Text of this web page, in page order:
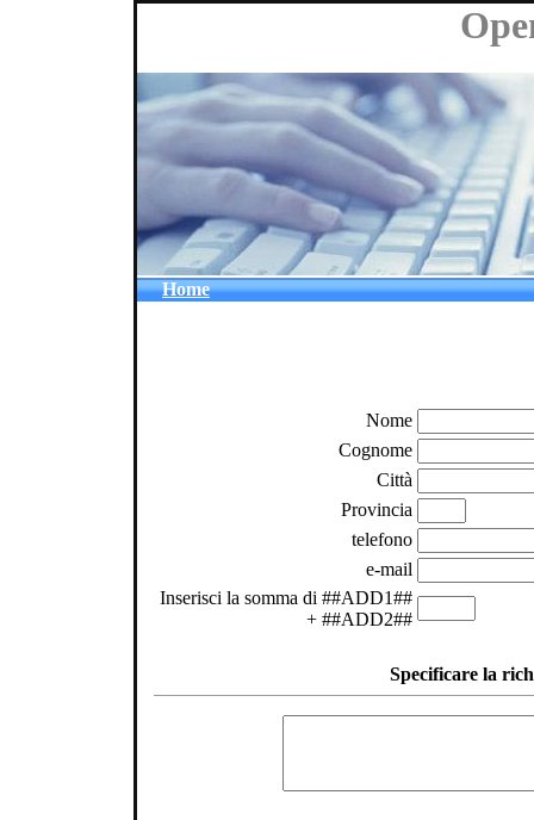
Home
Nome
Cognome
Città
Provincia
telefono
e-mail
Inserisci la somma di ##ADD1##
+ ##ADD2##
Specificare la